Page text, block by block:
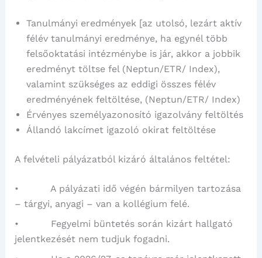
Tanulmányi eredmények [az utolsó, lezárt aktív
félév tanulmányi eredménye, ha egynél több
felsőoktatási intézménybe is jár, akkor a jobbik
eredményt töltse fel (Neptun/ETR/ Index),
valamint szükséges az eddigi összes félév
eredményének feltöltése, (Neptun/ETR/ Index)
Érvényes személyazonosító igazolvány feltöltés
Állandó lakcímet igazoló okirat feltöltése
A felvételi pályázatból kizáró általános feltétel:
• A pályázati idő végén bármilyen tartozása
– tárgyi, anyagi – van a kollégium felé.
• Fegyelmi büntetés során kizárt hallgató
jelentkezését nem tudjuk fogadni.